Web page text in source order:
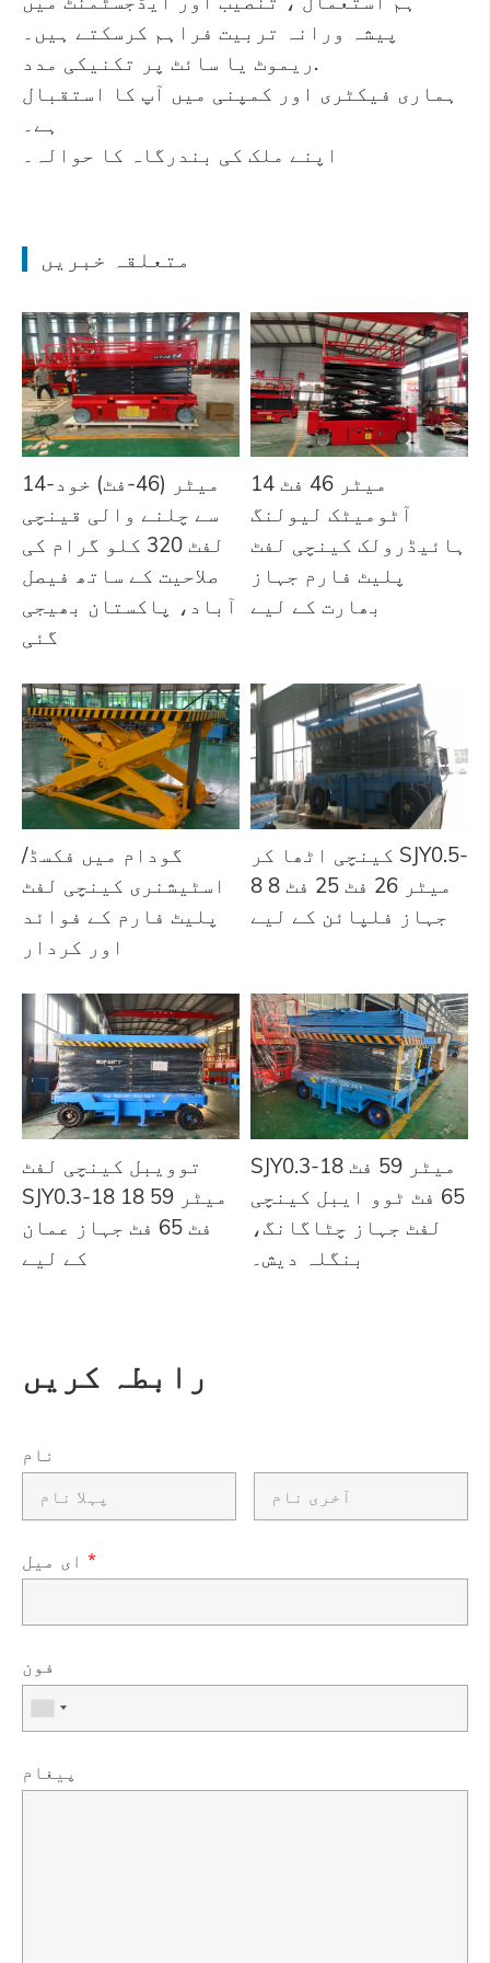
پیشہ ورانہ تربیت فراہم کرسکتے ہیں۔
ریموٹ یا سائٹ پر تکنیکی مدد.
ہماری فیکٹری اور کمپنی میں آپ کا استقبال
ہے۔
اپنے ملک کی بندرگاہ کا حوالہ۔
متعلقہ خبریں
14-میٹر (46-فٹ) خود
سے چلنے والی قینچی
لفٹ 320 کلو گرام کی
صلاحیت کے ساتھ فیصل
آباد، پاکستان بھیجی
گئی
14 میٹر 46 فٹ
آٹومیٹک لیولنگ
ہائیڈرولک کینچی لفٹ
پلیٹ فارم جہاز
بھارت کے لیے
گودام میں فکسڈ/
اسٹیشنری کینچی لفٹ
پلیٹ فارم کے فوائد
اور کردار
کینچی اٹھا کر SJY0.5-
8 8 میٹر 26 فٹ 25 فٹ
جہاز فلپائن کے لیے
توویبل کینچی لفٹ
SJY0.3-18 18 میٹر 59
فٹ 65 فٹ جہاز عمان
کے لیے
SJY0.3-18 میٹر 59 فٹ
65 فٹ ٹوو ایبل کینچی
لفٹ جہاز چٹاگانگ،
بنگلہ دیش۔
رابطہ کریں
نام
*
فون
پیغام